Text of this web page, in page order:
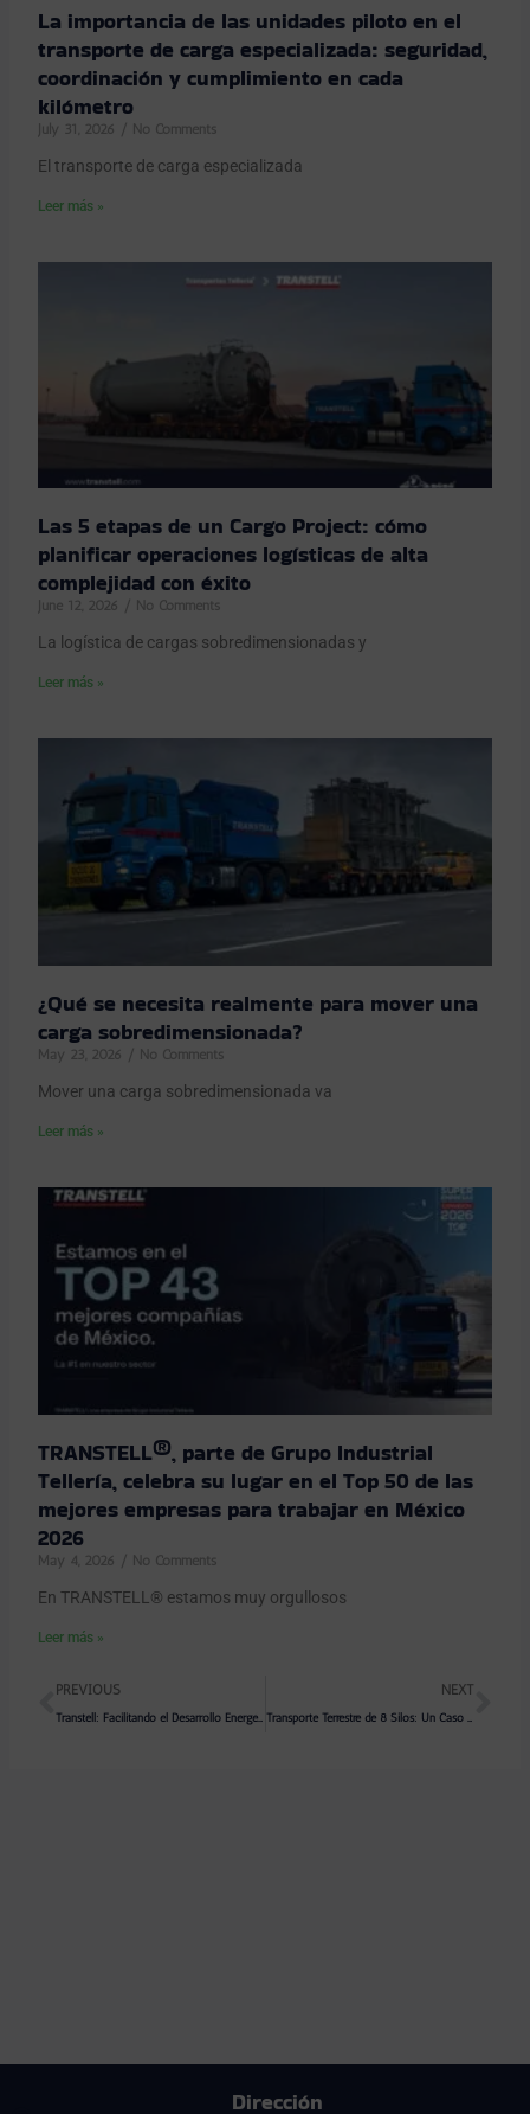
La importancia de las unidades piloto en el
transporte de carga especializada: seguridad,
coordinación y cumplimiento en cada
kilómetro
July 31, 2026 No Comments
El transporte de carga especializada
Leer más »
Las 5 etapas de un Cargo Project: cómo
planificar operaciones logísticas de alta
complejidad con éxito
June 12, 2026 No Comments
La logística de cargas sobredimensionadas y
Leer más »
¿Qué se necesita realmente para mover una
carga sobredimensionada?
May 23, 2026 No Comments
Mover una carga sobredimensionada va
Leer más »
TRANSTELL®, parte de Grupo Industrial
Tellería, celebra su lugar en el Top 50 de las
mejores empresas para trabajar en México
2026
May 4, 2026 No Comments
En TRANSTELL® estamos muy orgullosos
Leer más »
Prev
PREVIOUS NEXT
Dirección